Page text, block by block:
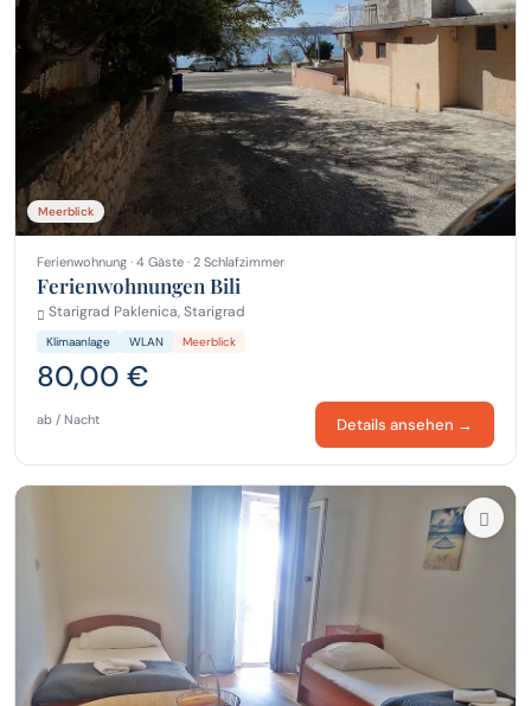
Meerblick
Ferienwohnung · 4 Gäste · 2 Schlafzimmer
Ferienwohnungen Bili
Starigrad Paklenica, Starigrad
Klimaanlage WLAN Meerblick
80,00 €
ab / Nacht Details ansehen →